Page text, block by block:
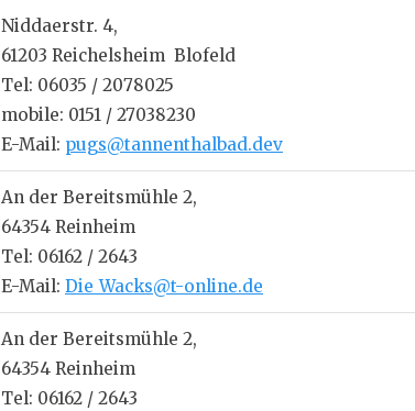
Niddaerstr. 4,
61203 Reichelsheim Blofeld
Tel: 06035 / 2078025
mobile: 0151 / 27038230
E-Mail: pugs@tannenthalbad.dev
An der Bereitsmühle 2,
64354 Reinheim
Tel: 06162 / 2643
E-Mail: Die_Wacks@t-online.de
An der Bereitsmühle 2,
64354 Reinheim
Tel: 06162 / 2643